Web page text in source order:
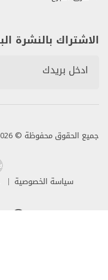
الاشتراك بالنشرة
جميع الحقوق محفوظة © 2026 هيئة الأعمال الخيرية العالمية
سياسة الخصوصية